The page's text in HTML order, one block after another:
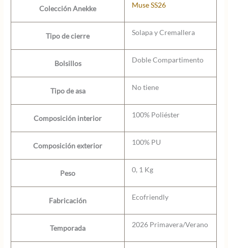
Colección Anekke Muse SS26
Tipo de cierre Solapa y Cremallera
Bolsillos Doble Compartimento
Tipo de asa No tiene
Composición interior 100% Poliéster
Composición exterior 100% PU
Peso 0, 1 Kg
Fabricación Ecofriendly
Temporada 2026 Primavera/Verano